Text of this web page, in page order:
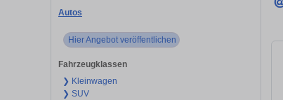
Autos
Hier Angebot veröffentlichen
Fahrzeugklassen
❯ Kleinwagen
❯ SUV